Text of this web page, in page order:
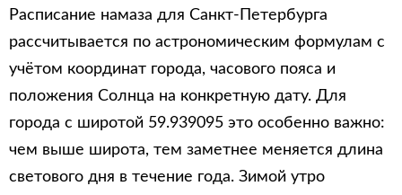
Расписание намаза для Санкт-Петербурга
рассчитывается по астрономическим формулам с
учётом координат города, часового пояса и
положения Солнца на конкретную дату. Для
города с широтой 59.939095 это особенно важно:
чем выше широта, тем заметнее меняется длина
светового дня в течение года. Зимой утро